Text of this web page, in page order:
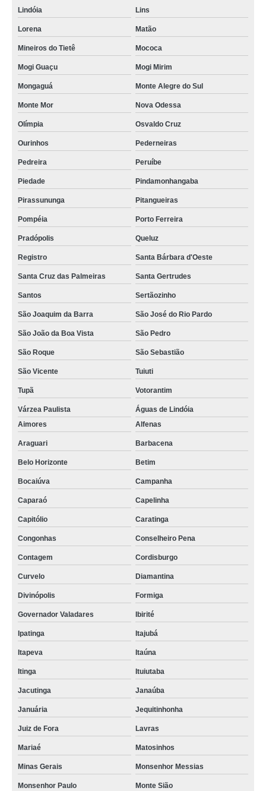
Lindóia Lins
Lorena Matão
Mineiros do Tietê Mococa
Mogi Guaçu Mogi Mirim
Mongaguá Monte Alegre do Sul
Monte Mor Nova Odessa
Olímpia Osvaldo Cruz
Ourinhos Pederneiras
Pedreira Peruíbe
Piedade Pindamonhangaba
Pirassununga Pitangueiras
Pompéia Porto Ferreira
Pradópolis Queluz
Registro Santa Bárbara d'Oeste
Santa Cruz das Palmeiras Santa Gertrudes
Santos Sertãozinho
São Joaquim da Barra São José do Rio Pardo
São João da Boa Vista São Pedro
São Roque São Sebastião
São Vicente Tuiuti
Tupã Votorantim
Várzea Paulista
Águas de Lindóia
Aimores
Alfenas
Araguari Barbacena
Belo Horizonte Betim
Bocaiúva Campanha
Caparaó Capelinha
Capitólio Caratinga
Congonhas Conselheiro Pena
Contagem Cordisburgo
Curvelo Diamantina
Divinópolis Formiga
Governador Valadares Ibirité
Ipatinga Itajubá
Itapeva Itaúna
Itinga Ituiutaba
Jacutinga Janaúba
Januária Jequitinhonha
Juiz de Fora Lavras
Mariaé Matosinhos
Minas Gerais Monsenhor Messias
Monsenhor Paulo Monte Sião